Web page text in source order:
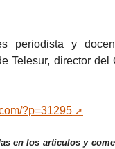
periodista y
Telesur, director
?p=31295
en los artículos y